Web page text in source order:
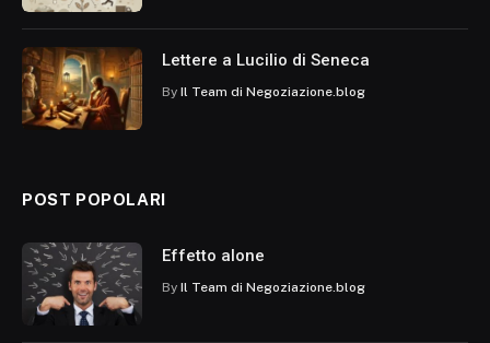
Lettere a Lucilio di Seneca
By Il Team di Negoziazione.blog
POST POPOLARI
Effetto alone
By Il Team di Negoziazione.blog